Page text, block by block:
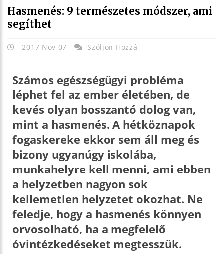
Hasmenés: 9 természetes módszer, ami
segíthet
2017 Nov 07 Szóljon Hozzá
Számos egészségügyi probléma
léphet fel az ember életében, de
kevés olyan bosszantó dolog van,
mint a hasmenés. A hétköznapok
fogaskereke ekkor sem áll meg és
bizony ugyanúgy iskolába,
munkahelyre kell menni, ami ebben
a helyzetben nagyon sok
kellemetlen helyzetet okozhat. Ne
feledje, hogy a hasmenés könnyen
orvosolható, ha a megfelelő
óvintézkedéseket megtesszük.